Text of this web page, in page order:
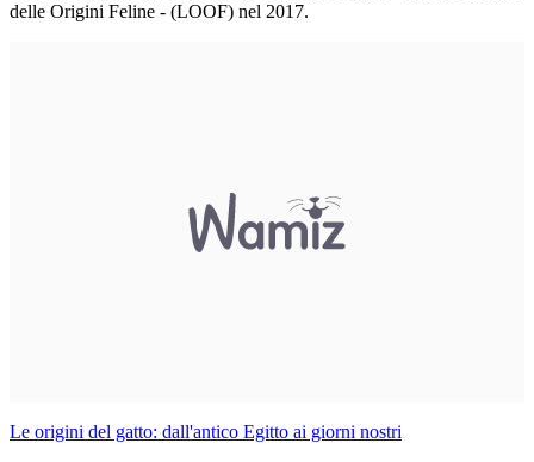
delle Origini Feline - (LOOF) nel 2017.
Le origini del gatto: dall'antico Egitto ai giorni nostri